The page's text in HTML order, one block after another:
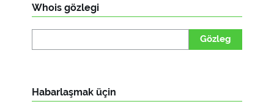
Whois gözlegi
Gözleg
Habarlaşmak üçin